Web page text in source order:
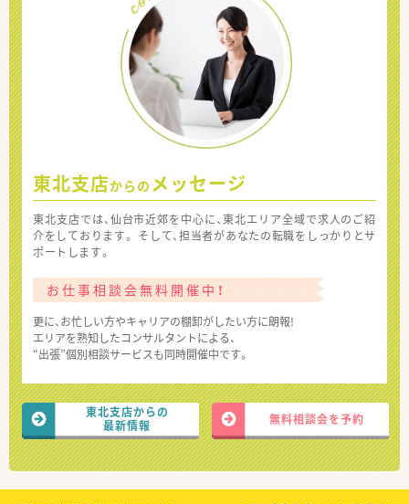
東北支店からの メッセージ
東北支店では、仙台市近郊を中心に、東北エリア全域で求人のご紹
介をしております。 そして、担当者があなたの転職をしっかりとサ
ポートします。
お仕事相談会無料開催中！
更に、お忙しい方やキャリアの棚卸がしたい方に朗報!
エリアを熟知したコンサルタントによる、
“出張”個別相談サービスも同時開催中です。
東北支店からの
最新情報
無料相談会を予約